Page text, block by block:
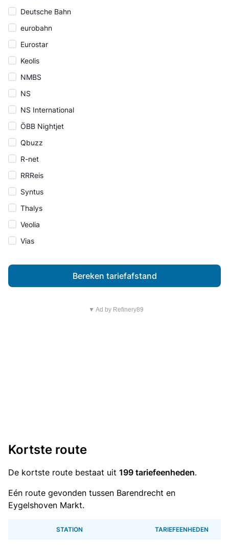
Deutsche Bahn
eurobahn
Eurostar
Keolis
NMBS
NS
NS International
ÖBB Nightjet
Qbuzz
R-net
RRReis
Syntus
Thalys
Veolia
Vias
Bereken tariefafstand
▼ Ad by Refinery89
Kortste route
De kortste route bestaat uit 199 tariefeenheden.
Eén route gevonden tussen Barendrecht en
Eygelshoven Markt.
STATION TARIEFEENHEDEN